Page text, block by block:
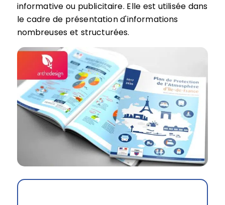
informative ou publicitaire. Elle est utilisée dans
le cadre de présentation d'informations
nombreuses et structurées.